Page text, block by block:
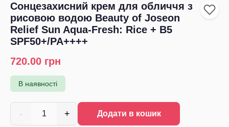
Сонцезахисний крем для обличчя з
рисовою водою Beauty of Joseon
Relief Sun Aqua-Fresh: Rice + B5
SPF50+/PA++++
720.00 грн
В наявності
- 1 + Додати в кошик